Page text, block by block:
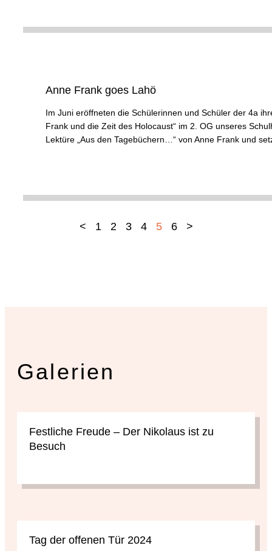
Anne Frank goes Lahö
Im Juni eröffneten die Schülerinnen und Schüler der 4a
Frank und die Zeit des Holocaust“ im 2. OG unseres
Lektüre „Aus den Tagebüchern…“ von Anne Frank und
< 1 2 3 4 5 6 >
Galerien
Festliche Freude – Der Nikolaus ist zu
Besuch
Tag der offenen Tür 2024